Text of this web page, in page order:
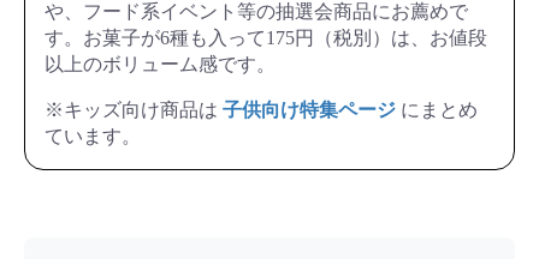
や、フード系イベント等の抽選会商品にお薦めで
す。お菓子が6種も入って175円（税別）は、お値段
以上のボリューム感です。
※キッズ向け商品は 子供向け特集ページ にまとめ
ています。